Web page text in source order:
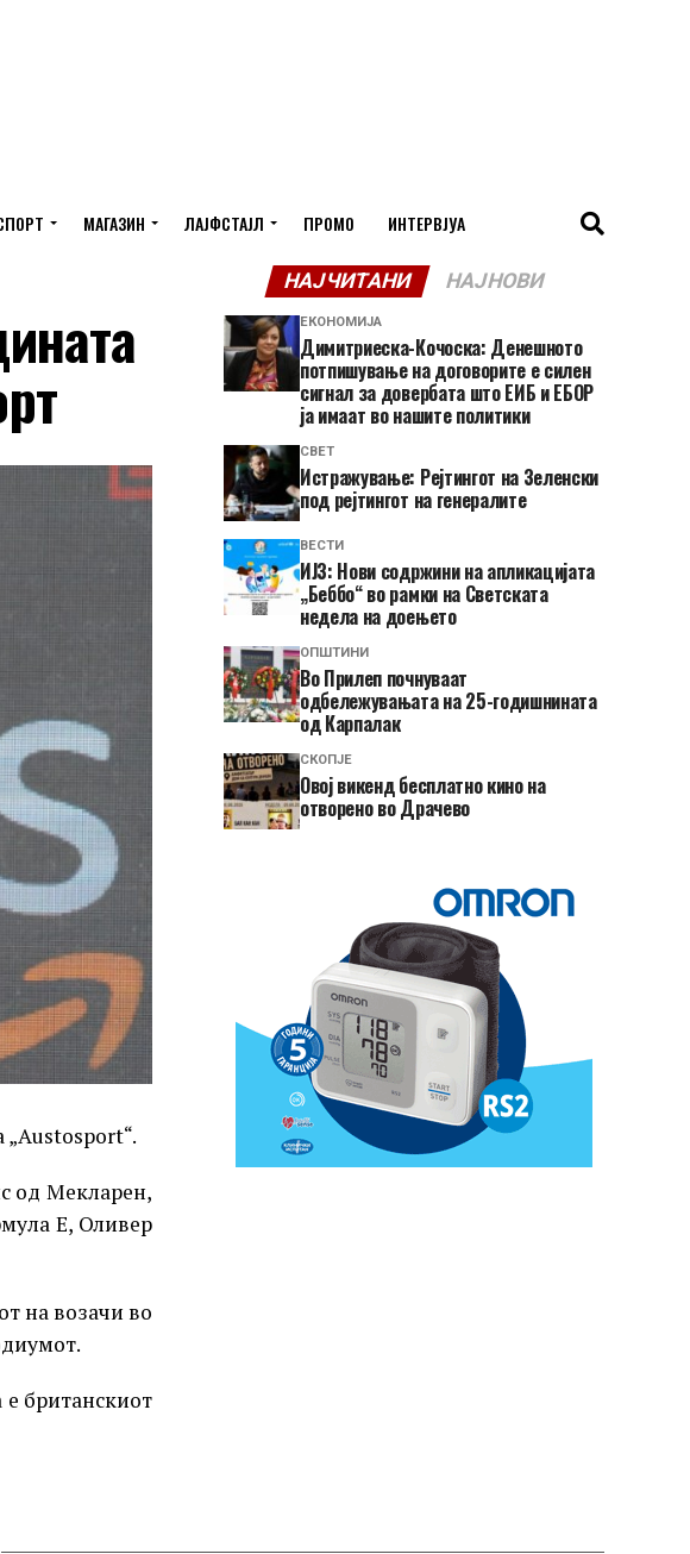
МАГАЗИН ЛАЈФСТАЈЛ ПРОМО ИНТЕРВЈУА
„Austosport“.
од Мекларен,
Е, Оливер
на возачи во
е британскиот
НАЈЧИТАНИ НАЈНОВИ
ЕКОНОМИЈА
Димитриеска-Кочоска: Денешното
потпишување на договорите е силен
сигнал за довербата што ЕИБ и ЕБОР
ја имаат во нашите политики
СВЕТ
Истражување: Рејтингот на Зеленски
под рејтингот на генералите
ВЕСТИ
ИЈЗ: Нови содржини на апликацијата
„Беббо“ во рамки на Светската
недела на доењето
ОПШТИНИ
Во Прилеп почнуваат
одбележувањата на 25-годишнината
од Карпалак
СКОПЈЕ
​Овој викенд бесплатно кино на
отворено во Драчево